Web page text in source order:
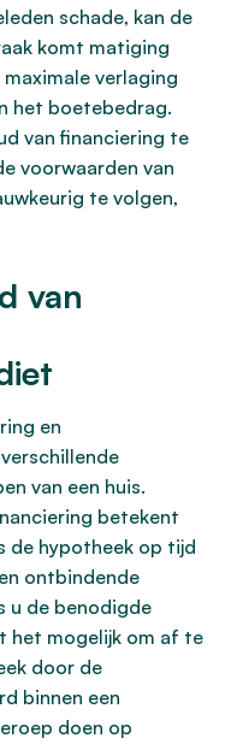
schade, kan de
komt matiging
verlaging
het boetebedrag.
van financiering te
voorwaarden van
te volgen,
van
en
van een huis.
betekent
de hypotheek op tijd
ontbindende
u de benodigde
het mogelijk om af te
door de
binnen een
doen op